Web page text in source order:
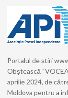
Portalul de știri
Obștească
aprilie 2024, de
Moldova pentru a